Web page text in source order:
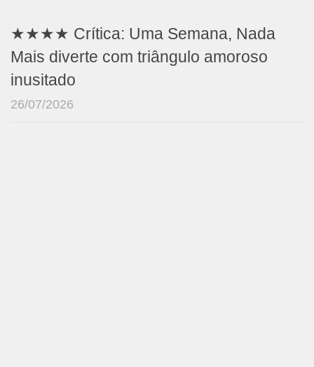
★★★★ Crítica: Uma Semana, Nada
Mais diverte com triângulo amoroso
inusitado
26/07/2026